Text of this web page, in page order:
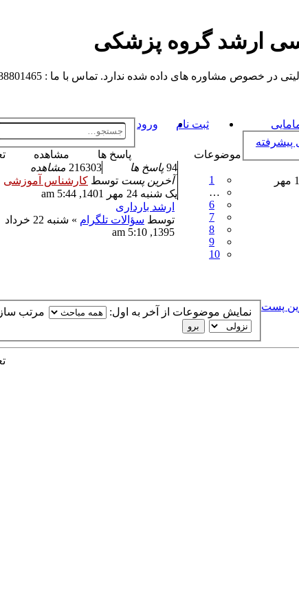
ارشد گروه پزشکی
مشاوره های داده شده ندارد. تماس با ما : 02188801465
ورود ثبت نام
موضوعات پاسخ ها
مشاهده
1
…
6
7
8
9
10
» چهار شنبه 12 مهر
94 پاسخ ها 216303 مشاهده
آخرین پست توسط کارشناس آموزشی
یک شنبه 24 مهر 1401, 5:44 am
ارشد بارداری
توسط سؤالات تلگرام
» شنبه 22 خرداد
1395, 5:10 am
پست
نمایش موضوعات از آخر به اول: مرتب